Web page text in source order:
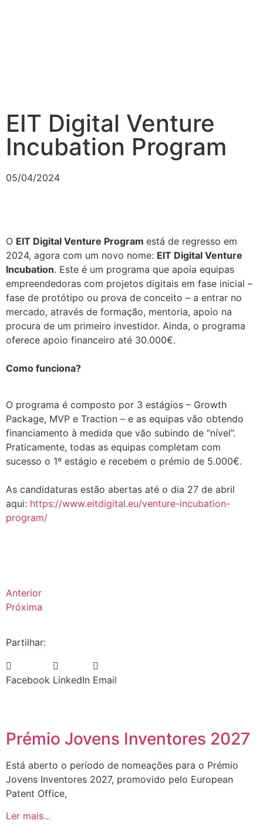
EIT Digital Venture
Incubation Program
05/04/2024
O EIT Digital Venture Program está de regresso em
2024, agora com um novo nome: EIT Digital Venture
Incubation. Este é um programa que apoia equipas
empreendedoras com projetos digitais em fase inicial –
fase de protótipo ou prova de conceito – a entrar no
mercado, através de formação, mentoria, apoio na
procura de um primeiro investidor. Ainda, o programa
oferece apoio financeiro até 30.000€.
Como funciona?
O programa é composto por 3 estágios – Growth
Package, MVP e Traction – e as equipas vão obtendo
financiamento à medida que vão subindo de “nível”.
Praticamente, todas as equipas completam com
sucesso o 1º estágio e recebem o prémio de 5.000€.
As candidaturas estão abertas até o dia 27 de abril
aqui: https://www.eitdigital.eu/venture-incubation-
program/
Anterior
Próxima
Partilhar:
Facebook LinkedIn Email
Prémio Jovens Inventores 2027
Está aberto o período de nomeações para o Prémio
Jovens Inventores 2027, promovido pelo European
Patent Office,
Ler mais...